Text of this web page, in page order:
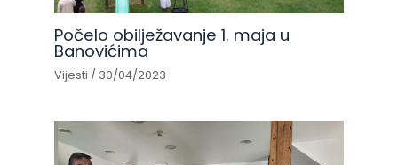
Počelo obilježavanje 1. maja u
Banovićima
Vijesti / 30/04/2023